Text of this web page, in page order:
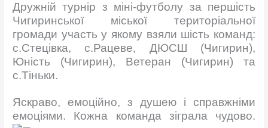
Дружній турнір з міні-футболу за першість
Чигиринської міської територіальної
громади участь у якому взяли шість команд:
с.Стецівка, с.Рацеве, ДЮСШ (Чигирин),
Юність (Чигирин), Ветеран (Чигирин) та
с.Тіньки.
Яскраво, емоційно, з душею і справжніми
емоціями. Кожна команда зіграла чудово.